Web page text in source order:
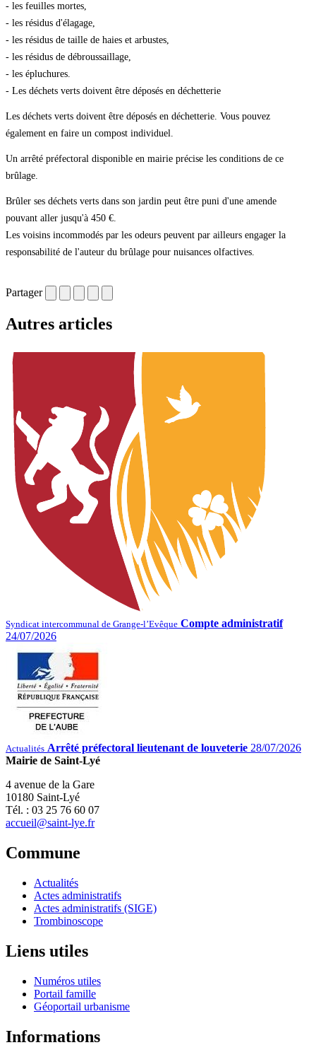
- les feuilles mortes,
- les résidus d'élagage,
- les résidus de taille de haies et arbustes,
- les résidus de débroussaillage,
- les épluchures.
- Les déchets verts doivent être déposés en déchetterie
Les déchets verts doivent être déposés en déchetterie. Vous pouvez
également en faire un compost individuel.
Un arrêté préfectoral disponible en mairie précise les conditions de ce
brûlage.
Brûler ses déchets verts dans son jardin peut être puni d'une amende
pouvant aller jusqu'à 450 €.
Les voisins incommodés par les odeurs peuvent par ailleurs engager la
responsabilité de l'auteur du brûlage pour nuisances olfactives.
Partager
Autres articles
Syndicat intercommunal de Grange-l’Evêque Compte administratif
24/07/2026
Actualités Arrêté préfectoral lieutenant de louveterie 28/07/2026
Mairie de Saint-Lyé
4 avenue de la Gare
10180 Saint-Lyé
Tél. : 03 25 76 60 07
accueil@saint-lye.fr
Commune
Actualités
Actes administratifs
Actes administratifs (SIGE)
Trombinoscope
Liens utiles
Numéros utiles
Portail famille
Géoportail urbanisme
Informations